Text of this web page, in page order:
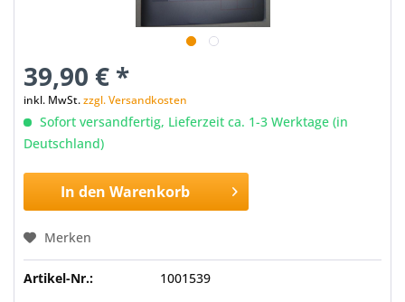
39,90 € *
inkl. MwSt.zzgl. Versandkosten
Sofort versandfertig, Lieferzeit ca. 1-3 Werktage (in
Deutschland)
In den Warenkorb
Merken
Artikel-Nr.: 1001539